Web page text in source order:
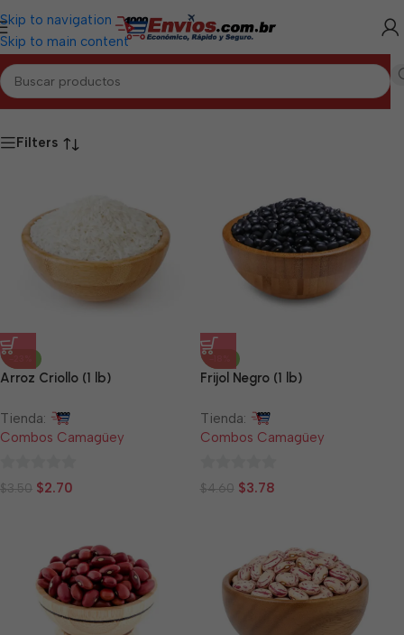
Skip to navigation
Skip to main content
Inicio/Productos etiquetados “Alimentos OW Camagüey”
Filters
-23%
Arroz Criollo (1 lb)
Tienda:
Combos Camagüey
0
$3.50 $2.70
-18%
Frijol Negro (1 lb)
Tienda:
Combos Camagüey
0
$4.60 $3.78